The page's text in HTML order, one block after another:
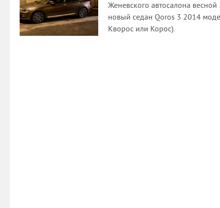
Женевского автосалона
новый седан Qoros 3 2014
Кворос или Корос).